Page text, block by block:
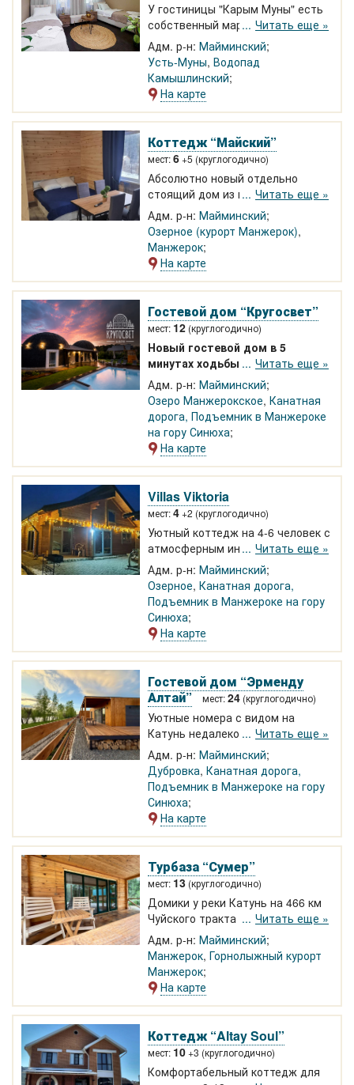
У гостиницы "Карым Муны" есть
собственный маральник в 5 км.
Размещение в 2-3 местных
благоустроенных номерах с
завтраками. Кафе-столовая, зона
отдыха порадуют уютом и
комфортом. Скидка 10% на
прокат мототехники! Бесплатное
посещение зоопарка!
Читать еще »
Адм. р-н: Майминский
Усть-Муны, Водопад
Камышлинский
На карте
Коттедж “Майский”
мест:6+5 (круглогодично)
Абсолютно новый отдельно
стоящий дом из кедрового бруса
с прекрасным видом из окна для
2-4 человек. Два номера для 2-4
человек. 500 метрах от
подъемника на Курорте
Манжерок
Читать еще »
Адм. р-н: Майминский
Озерное (курорт Манжерок),
Манжерок
На карте
Гостевой дом “Кругосвет”
мест: 12 (круглогодично)
Новый гостевой дом в 5
минутах ходьбы до озера
Манжерок ! В шаговой
доступности горнолыжный
комплекс с подъемником.
Круглогодичный отдых в
благоустроенных номерах на 2-5
человек, Wi-Fi, детский бассейн,
банкетный зал, бильярд,
охраняемая парковка.
Читать еще »
Адм. р-н: Майминский
Озеро Манжерокское, Канатная
дорога, Подъемник в Манжероке
на гору Синюха
На карте
Villas Viktoria
мест:4+2 (круглогодично)
Уютный коттедж на 4-6 человек с
атмосферным интерьером. Рядом
Курортом Манжерок и
горнолыжка. Большая кухня-
гостиная с камином, спальня с 2-
х спальной кроватью. На втором
этаже - две 1,5 спальных
кровати.
Читать еще »
Адм. р-н: Майминский
Озерное, Канатная дорога,
Подъемник в Манжероке на гору
Синюха
На карте
Гостевой дом “Эрменду
Алтай”
мест:24 (круглогодично)
Уютные номера с видом на
Катунь недалеко от Манжерока.
Стильные теплые дома на первой
линии. Первая линия. Бассейн с
видом на реку Катунь и горы.
Баня. Принимаем гостей круглый
год.
Читать еще »
Адм. р-н: Майминский
Дубровка, Канатная дорога,
Подъемник в Манжероке на гору
Синюха
На карте
Турбаза “Сумер”
мест: 13 (круглогодично)
Домики у реки Катунь на 466 км
Чуйского тракта возле
Манжерока. Комфортабельные
домики с кухней, санузлом в 70 м
от реки Катунь. Приезжайте в
любое время года!
Читать еще »
Адм. р-н: Майминский
Манжерок, Горнолыжный курорт
Манжерок
На карте
Коттедж “Altay Soul”
мест: 10+3 (круглогодично)
Комфортабельный коттедж для